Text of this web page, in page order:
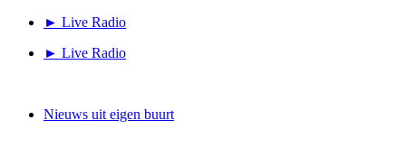
► Live Radio
► Live Radio
Nieuws uit eigen buurt